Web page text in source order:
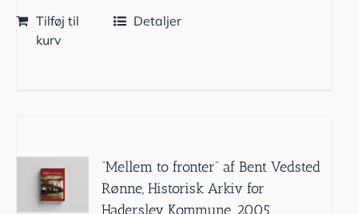
Tilføj til
kurv
Detaljer
”Mellem to fronter” af Bent Vedsted
Rønne, Historisk Arkiv for
Haderslev Kommune, 2005